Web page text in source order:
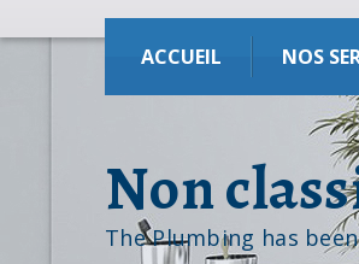
ACCUEIL NOS
Non
The Plumbing has